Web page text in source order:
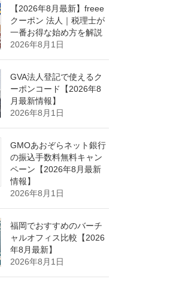
【2026年8月最新】freee
クーポン 法人｜税理士が
一番お得な始め方を解説
2026年8月1日
GVA法人登記で使えるク
ーポンコード【2026年8
月最新情報】
2026年8月1日
GMOあおぞらネット銀行
の振込手数料無料キャン
ペーン【2026年8月最新
情報】
2026年8月1日
福岡でおすすめのバーチ
ャルオフィス比較【2026
年8月最新】
2026年8月1日